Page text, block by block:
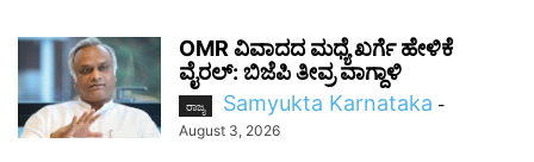
OMR ವಿವಾದದ ಮಧ್ಯೆ ಖರ್ಗೆ ಹೇಳಿಕೆ
ವೈರಲ್: ಬಿಜೆಪಿ ತೀವ್ರ ವಾಗ್ದಾಳಿ
ರಾಜ್ಯ Samyukta Karnataka -
August 3, 2026